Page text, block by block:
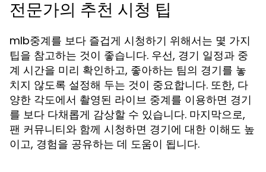
전문가의 추천 시청 팁
mlb중계를 보다 즐겁게 시청하기 위해서는 몇 가지
팁을 참고하는 것이 좋습니다. 우선, 경기 일정과 중
계 시간을 미리 확인하고, 좋아하는 팀의 경기를 놓
치지 않도록 설정해 두는 것이 중요합니다. 또한, 다
양한 각도에서 촬영된 라이브 중계를 이용하면 경기
를 보다 다채롭게 감상할 수 있습니다. 마지막으로,
팬 커뮤니티와 함께 시청하면 경기에 대한 이해도 높
이고, 경험을 공유하는 데 도움이 됩니다.